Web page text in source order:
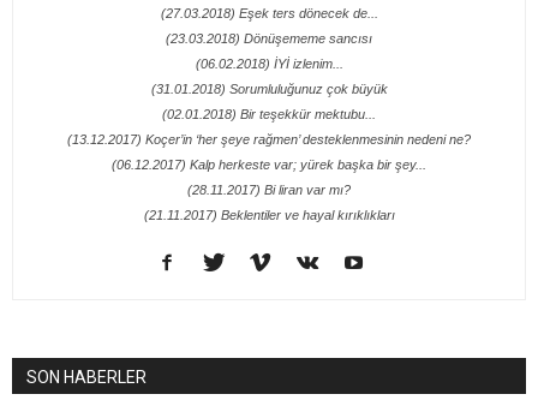
(27.03.2018) Eşek ters dönecek de...
(23.03.2018) Dönüşememe sancısı
(06.02.2018) İYİ izlenim...
(31.01.2018) Sorumluluğunuz çok büyük
(02.01.2018) Bir teşekkür mektubu...
(13.12.2017) Koçer’in ‘her şeye rağmen’ desteklenmesinin nedeni ne?
(06.12.2017) Kalp herkeste var; yürek başka bir şey...
(28.11.2017) Bi liran var mı?
(21.11.2017) Beklentiler ve hayal kırıklıkları
SON HABERLER